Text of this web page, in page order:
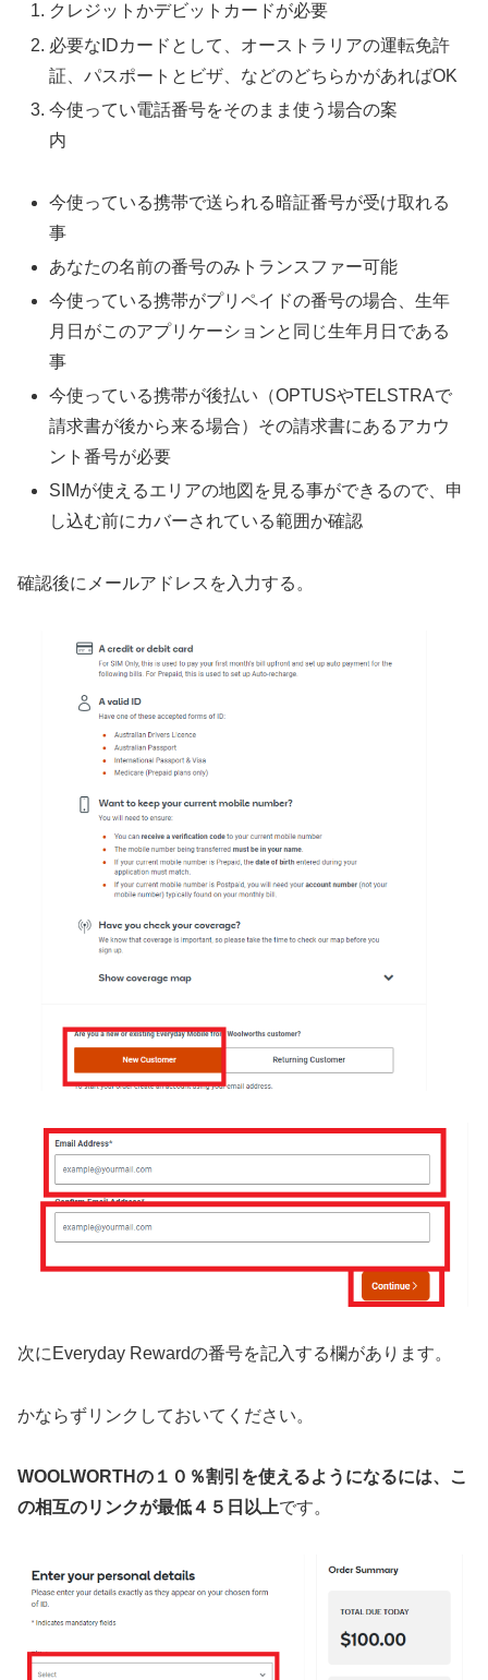
クレジットかデビットカードが必要
必要なIDカードとして、オーストラリアの運転免許
証、パスポートとビザ、などのどちらかがあればOK
今使ってい電話番号をそのまま使う場合の案
内
今使っている携帯で送られる暗証番号が受け取れる
事
あなたの名前の番号のみトランスファー可能
今使っている携帯がプリペイドの番号の場合、生年
月日がこのアプリケーションと同じ生年月日である
事
今使っている携帯が後払い（OPTUSやTELSTRAで
請求書が後から来る場合）その請求書にあるアカウ
ント番号が必要
SIMが使えるエリアの地図を見る事ができるので、申
し込む前にカバーされている範囲か確認
確認後にメールアドレスを入力する。
次にEveryday Rewardの番号を記入する欄があります。
かならずリンクしておいてください。
WOOLWORTHの１０％割引を使えるようになるには、こ
の相互のリンクが最低４５日以上です。